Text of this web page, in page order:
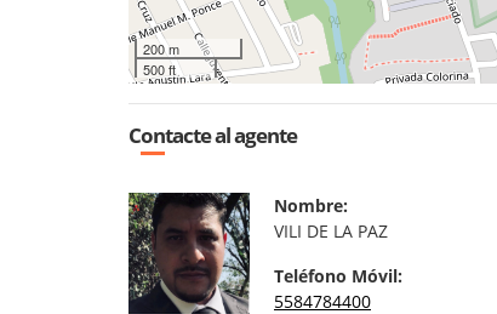
200 m
500 ft
Contacte al agente
Nombre:
VILI DE LA PAZ
Teléfono Móvil:
5584784400